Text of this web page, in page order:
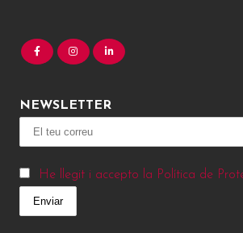
NEWSLETTER
He llegit i accepto la Política de